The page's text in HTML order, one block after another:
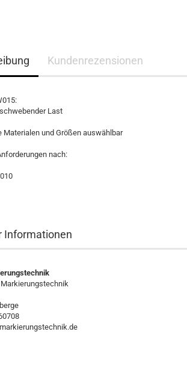
Kundenrezensionen
Last
Materialen und Größen auswählbar
nach:
Informationen